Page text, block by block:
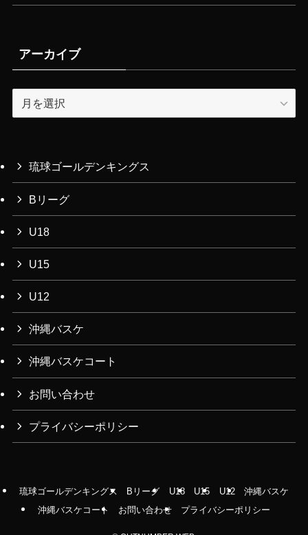
アーカイブ
ー
ブ
琉球ゴールデンキングス
Bリーグ
U18
U15
U12
沖縄バスケ
沖縄バスケコート
お問い合わせ
プライバシーポリシー
琉球ゴールデンキングス Bリーグ U18 U15 U12
沖縄バスケ
沖縄バスケコート
お問い合わせ プライバシーポリシー